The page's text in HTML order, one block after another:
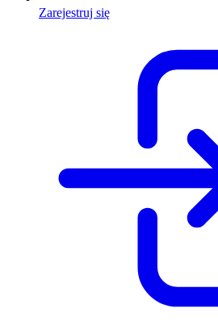
Zarejestruj się